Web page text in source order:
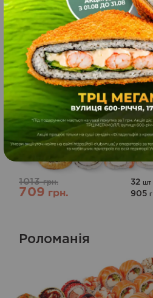
Схожі страви
Гурман
1013грн.
709грн.
32 шт
905 г
Роломанія